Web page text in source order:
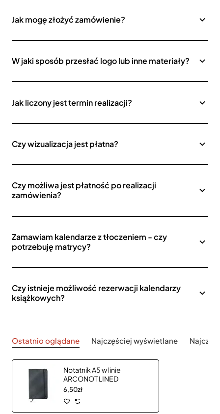
Jak mogę złożyć zamówienie?
W jaki sposób przesłać logo lub inne materiały?
Jak liczony jest termin realizacji?
Czy wizualizacja jest płatna?
Czy możliwa jest płatność po realizacji
zamówienia?
Zamawiam kalendarze z tłoczeniem - czy
potrzebuję matrycy?
Czy istnieje możliwość rezerwacji kalendarzy
książkowych?
Ostatnio oglądane Najczęściej wyświetlane
Notatnik A5 w linie
ARCONOT LINED
6,50zł